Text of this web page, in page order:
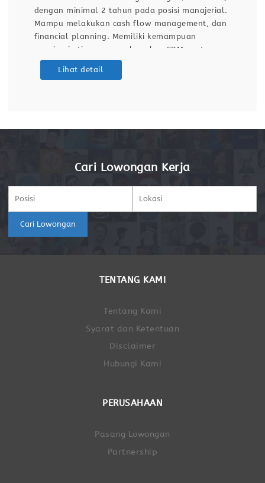
dengan minimal 2 tahun pada posisi manajerial.
Mampu melakukan cash flow management, dan
financial planning. Memiliki kemampuan
memimpin tim, mengembangkan SDM, serta
melakukan evaluasi kinerja. Menguasai Microsoft
Lihat detail
Cari Lowongan Kerja
Cari Lowongan
TENTANG KAMI
Tentang Kami
Syarat dan Ketentuan
Disclaimer
Hubungi Kami
PERUSAHAAN
Pasang Lowongan
Partnership